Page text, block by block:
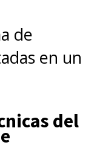
de
en un
del